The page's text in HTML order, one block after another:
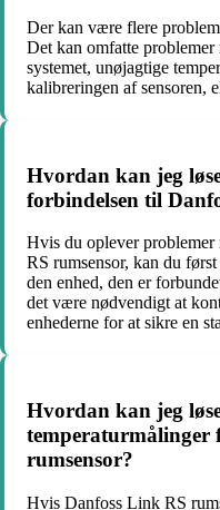
Der kan være flere
Det kan omfatte
systemet, unøjagtige
kalibreringen af sensoren,
Hvordan kan jeg
forbindelsen til
Hvis du oplever
RS rumsensor, kan du
den enhed, den er
det være nødvendigt at
enhederne for at sikre en
Hvordan kan jeg
temperaturmålinger
rumsensor?
Hvis Danfoss Link RS